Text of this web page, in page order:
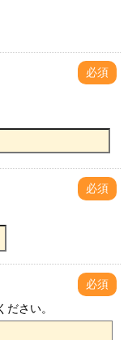
必須
必須
必須
さい。